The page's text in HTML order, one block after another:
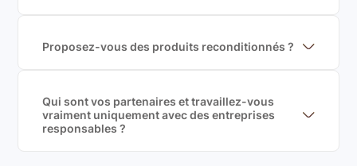
garantir le meilleur prix de rachat. De plus, nous
sommes rémunéré à la commission sur la valeur de
Proposez-vous des produits reconditionnés ?
produits officiels de grandes marques et du
reconditionné de haute qualité
Qui sont vos partenaires et travaillez-vous
vraiment uniquement avec des entreprises
responsables ?